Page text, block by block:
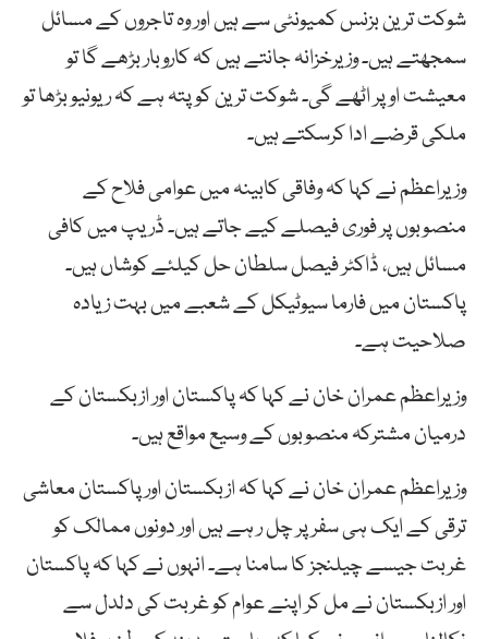
شوکت ترین بزنس کمیونٹی سے ہیں اور وہ تاجروں کے مسائل
سمجھتے ہیں۔ وزیرخزانہ جانتے ہیں کہ کاروبار بڑھے گا تو
معیشت اوپر اٹھے گی۔ شوکت ترین کو پتہ ہے کہ ریونیو بڑھا تو
ملکی قرضے ادا کرسکتے ہیں۔
وزیراعظم نے کہا کہ وفاقی کابینہ میں عوامی فلاح کے
منصوبوں پر فوری فیصلے کیے جاتے ہیں۔ ڈریپ میں کافی
مسائل ہیں، ڈاکٹر فیصل سلطان حل کیلئے کوشاں ہیں۔
پاکستان میں فارما سیوٹیکل کے شعبے میں بہت زیادہ
صلاحیت ہے۔
وزیراعظم عمران خان نے کہا کہ پاکستان اور ازبکستان کے
درمیان مشترکہ منصوبوں کے وسیع مواقع ہیں۔
وزیراعظم عمران خان نے کہا کہ ازبکستان اور پاکستان معاشی
ترقی کے ایک ہی سفر پر چل ر ہے ہیں اور دونوں ممالک کو
غربت جیسے چیلنجز کا سامنا ہے۔ انہوں نے کہا کہ پاکستان
اور ازبکستان نے مل کر اپنے عوام کو غربت کی دلدل سے